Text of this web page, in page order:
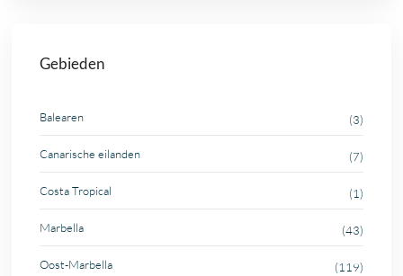
Gebieden
Balearen (3)
Canarische eilanden (7)
Costa Tropical (1)
Marbella (43)
Oost-Marbella (119)